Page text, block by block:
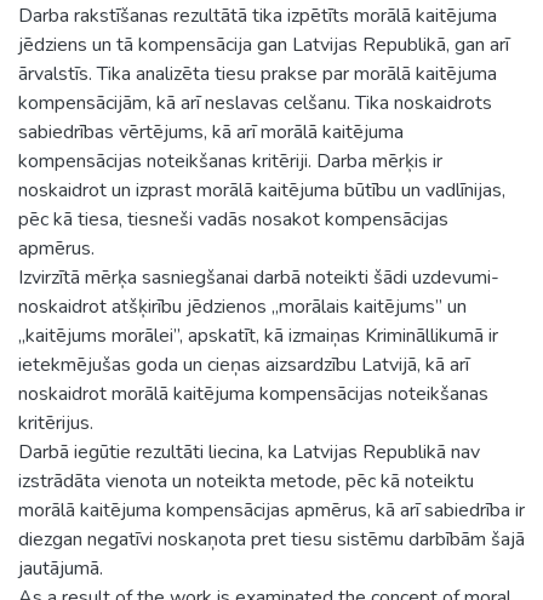
Darba rakstīšanas rezultātā tika izpētīts morālā kaitējuma
jēdziens un tā kompensācija gan Latvijas Republikā, gan arī
ārvalstīs. Tika analizēta tiesu prakse par morālā kaitējuma
kompensācijām, kā arī neslavas celšanu. Tika noskaidrots
sabiedrības vērtējums, kā arī morālā kaitējuma
kompensācijas noteikšanas kritēriji. Darba mērķis ir
noskaidrot un izprast morālā kaitējuma būtību un vadlīnijas,
pēc kā tiesa, tiesneši vadās nosakot kompensācijas
apmērus.
Izvirzītā mērķa sasniegšanai darbā noteikti šādi uzdevumi-
noskaidrot atšķirību jēdzienos „morālais kaitējums” un
„kaitējums morālei”, apskatīt, kā izmaiņas Krimināllikumā ir
ietekmējušas goda un cieņas aizsardzību Latvijā, kā arī
noskaidrot morālā kaitējuma kompensācijas noteikšanas
kritērijus.
Darbā iegūtie rezultāti liecina, ka Latvijas Republikā nav
izstrādāta vienota un noteikta metode, pēc kā noteiktu
morālā kaitējuma kompensācijas apmērus, kā arī sabiedrība ir
diezgan negatīvi noskaņota pret tiesu sistēmu darbībām šajā
jautājumā.